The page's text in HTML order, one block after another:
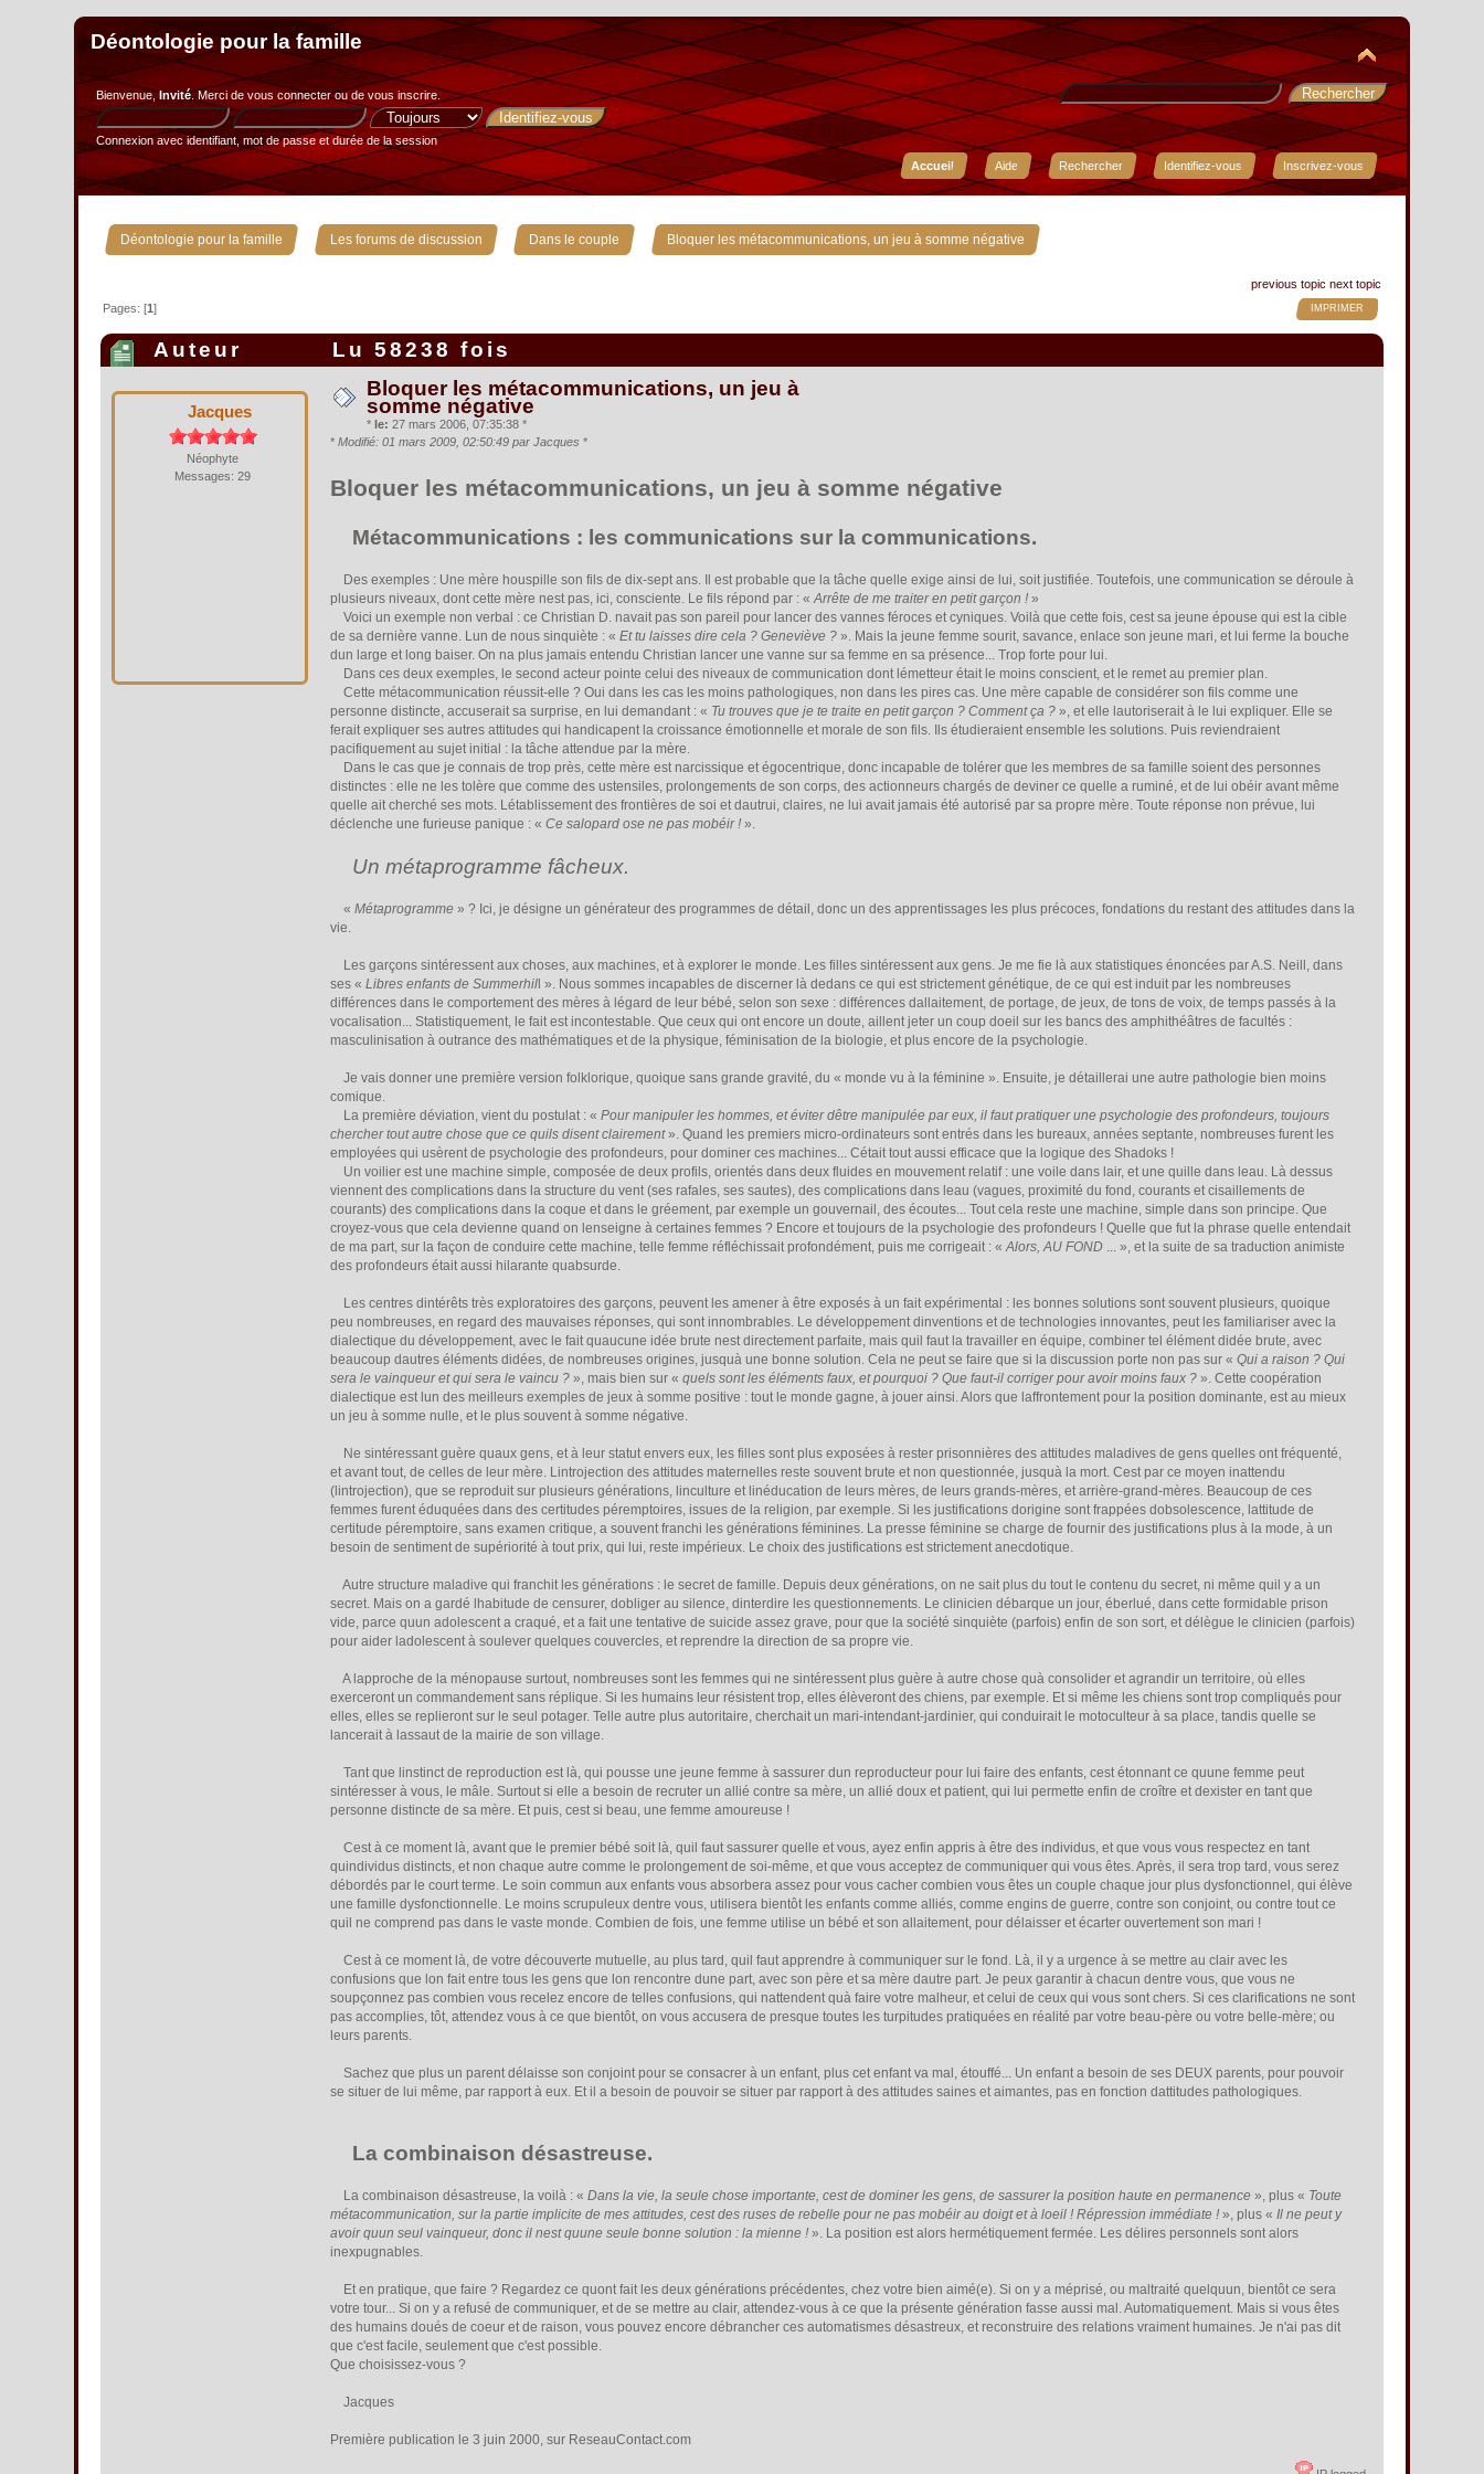
Déontologie pour la famille
Bienvenue,Invité. Merci devous connecterou devous inscrire.
Connexion avec identifiant, mot de passe et durée de la session
Accueil
Aide Rechercher Identifiez-vous Inscrivez-vous
Déontologie pour la famille » Les forums de discussion » Dans le couple » Bloquer les métacommunications, un jeu à somme négative
previous topic next topic
IMPRIMER
Pages: [1]
Auteur Lu 58238 fois
Jacques
Néophyte
Messages: 29
Bloquer les métacommunications, un jeu à
somme négative
* le: 27 mars 2006, 07:35:38 *
*Modifié: 01 mars 2009, 02:50:49 par Jacques *
Bloquer les métacommunications, un jeu à somme négative
Métacommunications : les communications sur la communications.
Des exemples : Une mère houspille son fils de dix-sept ans. Il est probable que la tâche quelle exige ainsi de lui, soit justifiée. Toutefois, une communication se déroule à
plusieurs niveaux, dont cette mère nest pas, ici, consciente. Le fils répond par : «Arrête de me traiter en petit garçon ! »
Voici un exemple non verbal : ce Christian D. navait pas son pareil pour lancer des vannes féroces et cyniques. Voilà que cette fois, cest sa jeune épouse qui est la cible
de sa dernière vanne. Lun de nous sinquiète : «Et tu laisses dire cela ? Geneviève ? ». Mais la jeune femme sourit, savance, enlace son jeune mari, et lui ferme la bouche
dun large et long baiser. On na plus jamais entendu Christian lancer une vanne sur sa femme en sa présence... Trop forte pour lui.
Dans ces deux exemples, le second acteur pointe celui des niveaux de communication dont lémetteur était le moins conscient, et le remet au premier plan.
Cette métacommunication réussit-elle ? Oui dans les cas les moins pathologiques, non dans les pires cas. Une mère capable de considérer son fils comme une
personne distincte, accuserait sa surprise, en lui demandant : « Tu trouves que je te traite en petit garçon ? Comment ça ? », et elle lautoriserait à le lui expliquer. Elle se
ferait expliquer ses autres attitudes qui handicapent la croissance émotionnelle et morale de son fils. Ils étudieraient ensemble les solutions. Puis reviendraient
pacifiquement au sujet initial : la tâche attendue par la mère.
Dans le cas que je connais de trop près, cette mère est narcissique et égocentrique, donc incapable de tolérer que les membres de sa famille soient des personnes
distinctes : elle ne les tolère que comme des ustensiles, prolongements de son corps, des actionneurs chargés de deviner ce quelle a ruminé, et de lui obéir avant même
quelle ait cherché ses mots. Létablissement des frontières de soi et dautrui, claires, ne lui avait jamais été autorisé par sa propre mère. Toute réponse non prévue, lui
déclenche une furieuse panique : «Ce salopard ose ne pas mobéir ! ».
Un métaprogramme fâcheux.
«Métaprogramme » ? Ici, je désigne un générateur des programmes de détail, donc un des apprentissages les plus précoces, fondations du restant des attitudes dans la
vie.
Les garçons sintéressent aux choses, aux machines, et à explorer le monde. Les filles sintéressent aux gens. Je me fie là aux statistiques énoncées par A.S. Neill, dans
ses «Libres enfants de Summerhil l ». Nous sommes incapables de discerner là dedans ce qui est strictement génétique, de ce qui est induit par les nombreuses
différences dans le comportement des mères à légard de leur bébé, selon son sexe : différences dallaitement, de portage, de jeux, de tons de voix, de temps passés à la
vocalisation... Statistiquement, le fait est incontestable. Que ceux qui ont encore un doute, aillent jeter un coup doeil sur les bancs des amphithéâtres de facultés :
masculinisation à outrance des mathématiques et de la physique, féminisation de la biologie, et plus encore de la psychologie.
Je vais donner une première version folklorique, quoique sans grande gravité, du « monde vu à la féminine ». Ensuite, je détaillerai une autre pathologie bien moins
comique.
La première déviation, vient du postulat : «Pour manipuler les hommes, et éviter dêtre manipulée par eux, il faut pratiquer une psychologie des profondeurs, toujours
chercher tout autre chose que ce quils disent clairement». Quand les premiers micro-ordinateurs sont entrés dans les bureaux, années septante, nombreuses furent les
employées qui usèrent de psychologie des profondeurs, pour dominer ces machines... Cétait tout aussi efficace que la logique des Shadoks !
Un voilier est une machine simple, composée de deux profils, orientés dans deux fluides en mouvement relatif : une voile dans lair, et une quille dans leau. Là dessus
viennent des complications dans la structure du vent (ses rafales, ses sautes), des complications dans leau (vagues, proximité du fond, courants et cisaillements de
courants) des complications dans la coque et dans le gréement, par exemple un gouvernail, des écoutes... Tout cela reste une machine, simple dans son principe. Que
croyez-vous que cela devienne quand on lenseigne à certaines femmes ? Encore et toujours de la psychologie des profondeurs ! Quelle que fut la phrase quelle entendait
de ma part, sur la façon de conduire cette machine, telle femme réfléchissait profondément, puis me corrigeait : «Alors, AU FOND ... », et la suite de sa traduction animiste
des profondeurs était aussi hilarante quabsurde.
Les centres dintérêts très exploratoires des garçons, peuvent les amener à être exposés à un fait expérimental : les bonnes solutions sont souvent plusieurs, quoique
peu nombreuses, en regard des mauvaises réponses, qui sont innombrables. Le développement dinventions et de technologies innovantes, peut les familiariser avec la
dialectique du développement, avec le fait quaucune idée brute nest directement parfaite, mais quil faut la travailler en équipe, combiner tel élément didée brute, avec
beaucoup dautres éléments didées, de nombreuses origines, jusquà une bonne solution. Cela ne peut se faire que si la discussion porte non pas sur «Qui a raison ? Qui
sera le vainqueur et qui sera le vaincu ? », mais bien sur «quels sont les éléments faux, et pourquoi ? Que faut-il corriger pour avoir moins faux ? ». Cette coopération
dialectique est lun des meilleurs exemples de jeux à somme positive : tout le monde gagne, à jouer ainsi. Alors que laffrontement pour la position dominante, est au mieux
un jeu à somme nulle, et le plus souvent à somme négative.
Ne sintéressant guère quaux gens, et à leur statut envers eux, les filles sont plus exposées à rester prisonnières des attitudes maladives de gens quelles ont fréquenté,
et avant tout, de celles de leur mère. Lintrojection des attitudes maternelles reste souvent brute et non questionnée, jusquà la mort. Cest par ce moyen inattendu
(lintrojection), que se reproduit sur plusieurs générations, linculture et linéducation de leurs mères, de leurs grands-mères, et arrière-grand-mères. Beaucoup de ces
femmes furent éduquées dans des certitudes péremptoires, issues de la religion, par exemple. Si les justifications dorigine sont frappées dobsolescence, lattitude de
certitude péremptoire, sans examen critique, a souvent franchi les générations féminines. La presse féminine se charge de fournir des justifications plus à la mode, à un
besoin de sentiment de supériorité à tout prix, qui lui, reste impérieux. Le choix des justifications est strictement anecdotique.
Autre structure maladive qui franchit les générations : le secret de famille. Depuis deux générations, on ne sait plus du tout le contenu du secret, ni même quil y a un
secret. Mais on a gardé lhabitude de censurer, dobliger au silence, dinterdire les questionnements. Le clinicien débarque un jour, éberlué, dans cette formidable prison
vide, parce quun adolescent a craqué, et a fait une tentative de suicide assez grave, pour que la société sinquiète (parfois) enfin de son sort, et délègue le clinicien (parfois)
pour aider ladolescent à soulever quelques couvercles, et reprendre la direction de sa propre vie.
A lapproche de la ménopause surtout, nombreuses sont les femmes qui ne sintéressent plus guère à autre chose quà consolider et agrandir un territoire, où elles
exerceront un commandement sans réplique. Si les humains leur résistent trop, elles élèveront des chiens, par exemple. Et si même les chiens sont trop compliqués pour
elles, elles se replieront sur le seul potager. Telle autre plus autoritaire, cherchait un mari-intendant-jardinier, qui conduirait le motoculteur à sa place, tandis quelle se
lancerait à lassaut de la mairie de son village.
Tant que linstinct de reproduction est là, qui pousse une jeune femme à sassurer dun reproducteur pour lui faire des enfants, cest étonnant ce quune femme peut
sintéresser à vous, le mâle. Surtout si elle a besoin de recruter un allié contre sa mère, un allié doux et patient, qui lui permette enfin de croître et dexister en tant que
personne distincte de sa mère. Et puis, cest si beau, une femme amoureuse !
Cest à ce moment là, avant que le premier bébé soit là, quil faut sassurer quelle et vous, ayez enfin appris à être des individus, et que vous vous respectez en tant
quindividus distincts, et non chaque autre comme le prolongement de soi-même, et que vous acceptez de communiquer qui vous êtes. Après, il sera trop tard, vous serez
débordés par le court terme. Le soin commun aux enfants vous absorbera assez pour vous cacher combien vous êtes un couple chaque jour plus dysfonctionnel, qui élève
une famille dysfonctionnelle. Le moins scrupuleux dentre vous, utilisera bientôt les enfants comme alliés, comme engins de guerre, contre son conjoint, ou contre tout ce
quil ne comprend pas dans le vaste monde. Combien de fois, une femme utilise un bébé et son allaitement, pour délaisser et écarter ouvertement son mari !
Cest à ce moment là, de votre découverte mutuelle, au plus tard, quil faut apprendre à communiquer sur le fond. Là, il y a urgence à se mettre au clair avec les
confusions que lon fait entre tous les gens que lon rencontre dune part, avec son père et sa mère dautre part. Je peux garantir à chacun dentre vous, que vous ne
soupçonnez pas combien vous recelez encore de telles confusions, qui nattendent quà faire votre malheur, et celui de ceux qui vous sont chers. Si ces clarifications ne sont
pas accomplies, tôt, attendez vous à ce que bientôt, on vous accusera de presque toutes les turpitudes pratiquées en réalité par votre beau-père ou votre belle-mère; ou
leurs parents.
Sachez que plus un parent délaisse son conjoint pour se consacrer à un enfant, plus cet enfant va mal, étouffé... Un enfant a besoin de ses DEUX parents, pour pouvoir
se situer de lui même, par rapport à eux. Et il a besoin de pouvoir se situer par rapport à des attitudes saines et aimantes, pas en fonction dattitudes pathologiques.
La combinaison désastreuse.
La combinaison désastreuse, la voilà : « Dans la vie, la seule chose importante, cest de dominer les gens, de sassurer la position haute en permanence», plus « Toute
métacommunication, sur la partie implicite de mes attitudes, cest des ruses de rebelle pour ne pas mobéir au doigt et à loeil ! Répression immédiate ! », plus «Il ne peut y
avoir quun seul vainqueur, donc il nest quune seule bonne solution : la mienne ! ». La position est alors hermétiquement fermée. Les délires personnels sont alors
inexpugnables.
Et en pratique, que faire ? Regardez ce quont fait les deux générations précédentes, chez votre bien aimé(e). Si on y a méprisé, ou maltraité quelquun, bientôt ce sera
votre tour... Si on y a refusé de communiquer, et de se mettre au clair, attendez-vous à ce que la présente génération fasse aussi mal. Automatiquement. Mais si vous êtes
des humains doués de coeur et de raison, vous pouvez encore débrancher ces automatismes désastreux, et reconstruire des relations vraiment humaines. Je n'ai pas dit
que c'est facile, seulement que c'est possible.
Que choisissez-vous ?
Jacques
Première publication le 3 juin 2000, sur ReseauContact.com